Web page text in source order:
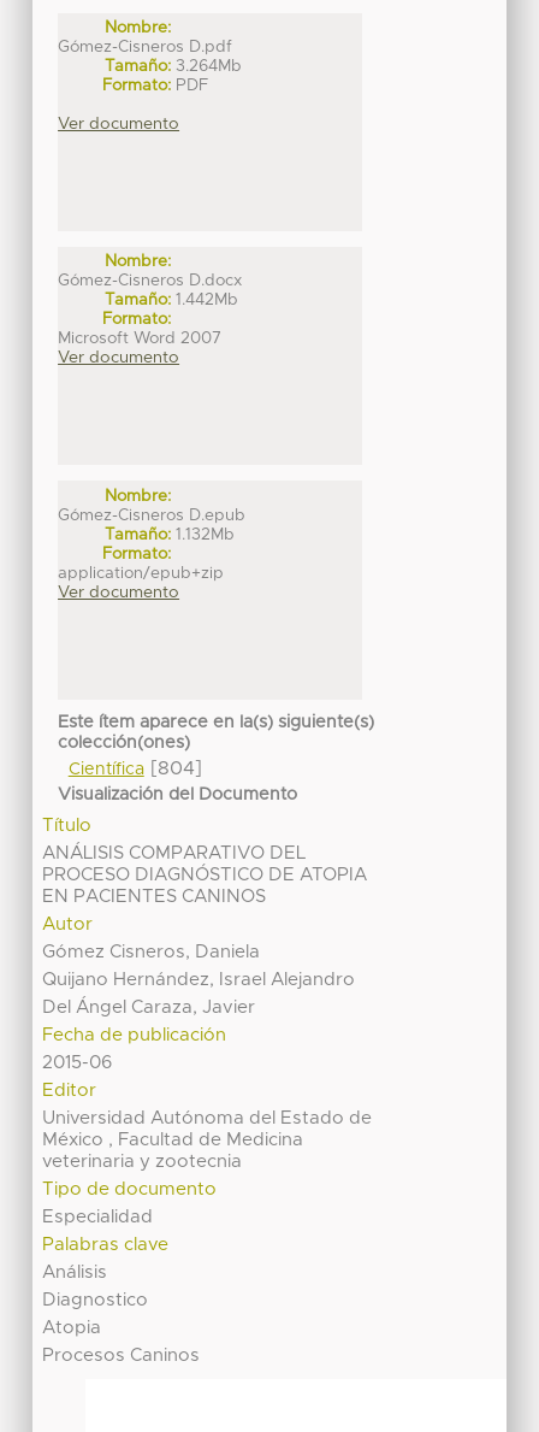
Nombre:
Gómez-Cisneros D.pdf
Tamaño: 3.264Mb
Formato: PDF
Ver documento
Nombre:
Gómez-Cisneros D.docx
Tamaño: 1.442Mb
Formato:
Microsoft Word 2007
Ver documento
Nombre:
Gómez-Cisneros D.epub
Tamaño: 1.132Mb
Formato:
application/epub+zip
Ver documento
Este ítem aparece en la(s) siguiente(s)
colección(ones)
Científica[804]
Visualización del Documento
Título
ANÁLISIS COMPARATIVO DEL
PROCESO DIAGNÓSTICO DE ATOPIA
EN PACIENTES CANINOS
Autor
Gómez Cisneros, Daniela
Quijano Hernández, Israel Alejandro
Del Ángel Caraza, Javier
Fecha de publicación
2015-06
Editor
Universidad Autónoma del Estado de
México , Facultad de Medicina
veterinaria y zootecnia
Tipo de documento
Especialidad
Palabras clave
Análisis
Diagnostico
Atopia
Procesos Caninos